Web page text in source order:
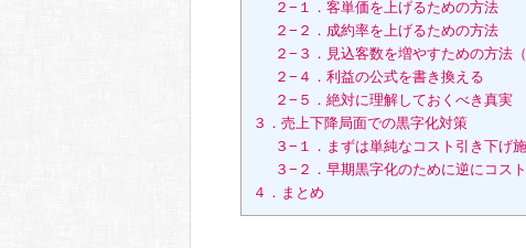
２−１．客単価を上げるための方法
２−２．成約率を上げるための方法
２−３．見込客数を増やすための方法
２−４．利益の公式を書き換える
２−５．絶対に理解しておくべき真実
３．売上下降局面での黒字化対策
３−１．まずは単純なコスト引き下げ
３−２．早期黒字化のために逆にコス
４．まとめ